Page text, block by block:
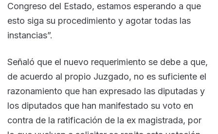
Congreso del Estado, estamos esperando a que
esto siga su procedimiento y agotar todas las
instancias”.
Señaló que el nuevo requerimiento se debe a que,
de acuerdo al propio Juzgado, no es suficiente el
razonamiento que han expresado las diputadas y
los diputados que han manifestado su voto en
contra de la ratificación de la ex magistrada, por